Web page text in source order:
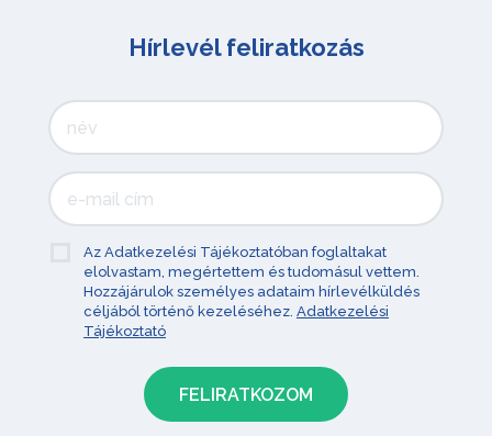
Hírlevél feliratkozás
Az Adatkezelési Tájékoztatóban foglaltakat
elolvastam, megértettem és tudomásul vettem.
Hozzájárulok személyes adataim hírlevélküldés
céljából történő kezeléséhez. Adatkezelési
Tájékoztató